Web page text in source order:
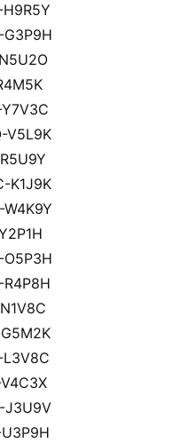
V5L9K
K1J9K
J3U9V